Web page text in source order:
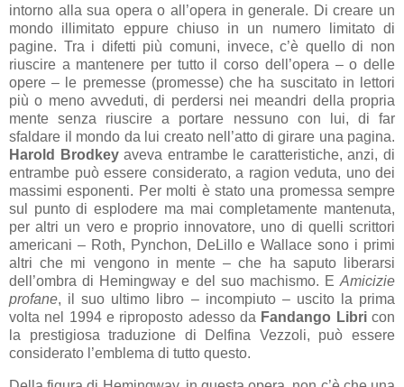
intorno alla sua opera o all’opera in generale. Di creare un
mondo illimitato eppure chiuso in un numero limitato di
pagine. Tra i difetti più comuni, invece, c’è quello di non
riuscire a mantenere per tutto il corso dell’opera – o delle
opere – le premesse (promesse) che ha suscitato in lettori
più o meno avveduti, di perdersi nei meandri della propria
mente senza riuscire a portare nessuno con lui, di far
sfaldare il mondo da lui creato nell’atto di girare una pagina.
Harold Brodkeyaveva entrambe le caratteristiche, anzi, di
entrambe può essere considerato, a ragion veduta, uno dei
massimi esponenti. Per molti è stato una promessa sempre
sul punto di esplodere ma mai completamente mantenuta,
per altri un vero e proprio innovatore, uno di quelli scrittori
americani – Roth, Pynchon, DeLillo e Wallace sono i primi
altri che mi vengono in mente – che ha saputo liberarsi
dell’ombra di Hemingway e del suo machismo. E Amicizie
profane, il suo ultimo libro – incompiuto – uscito la prima
volta nel 1994 e riproposto adesso da Fandango Libricon
la prestigiosa traduzione di Delfina Vezzoli, può essere
considerato l’emblema di tutto questo.